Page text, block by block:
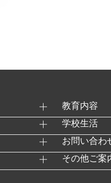
教育内容
学校生活
お問い合わ
その他ご案